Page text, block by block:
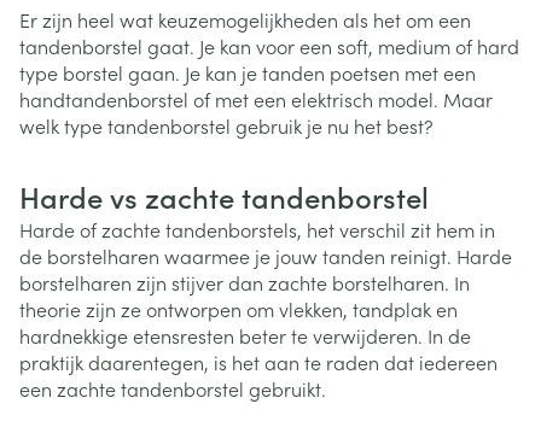
Er zijn heel wat keuzemogelijkheden als het om een
tandenborstel gaat. Je kan voor een soft, medium of hard
type borstel gaan. Je kan je tanden poetsen met een
handtandenborstel of met een elektrisch model. Maar
welk type tandenborstel gebruik je nu het best?
Harde vs zachte tandenborstel
Harde of zachte tandenborstels, het verschil zit hem in
de borstelharen waarmee je jouw tanden reinigt. Harde
borstelharen zijn stijver dan zachte borstelharen. In
theorie zijn ze ontworpen om vlekken, tandplak en
hardnekkige etensresten beter te verwijderen. In de
praktijk daarentegen, is het aan te raden dat iedereen
een zachte tandenborstel gebruikt.